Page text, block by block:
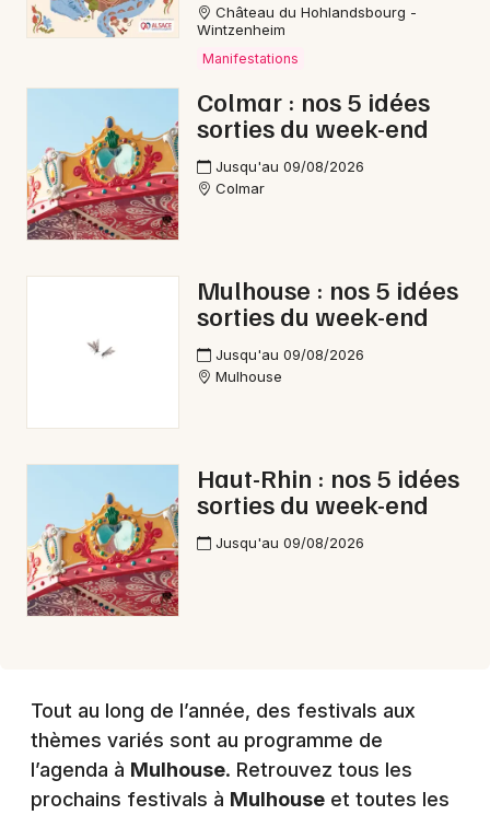
Château du Hohlandsbourg -
Wintzenheim
Manifestations
Colmar : nos 5 idées
sorties du week-end
Jusqu'au 09/08/2026
Colmar
Mulhouse : nos 5 idées
sorties du week-end
Jusqu'au 09/08/2026
Mulhouse
Haut-Rhin : nos 5 idées
sorties du week-end
Jusqu'au 09/08/2026
Tout au long de l’année, des festivals aux
thèmes variés sont au programme de
l’agenda à Mulhouse. Retrouvez tous les
prochains festivals à Mulhouse et toutes les